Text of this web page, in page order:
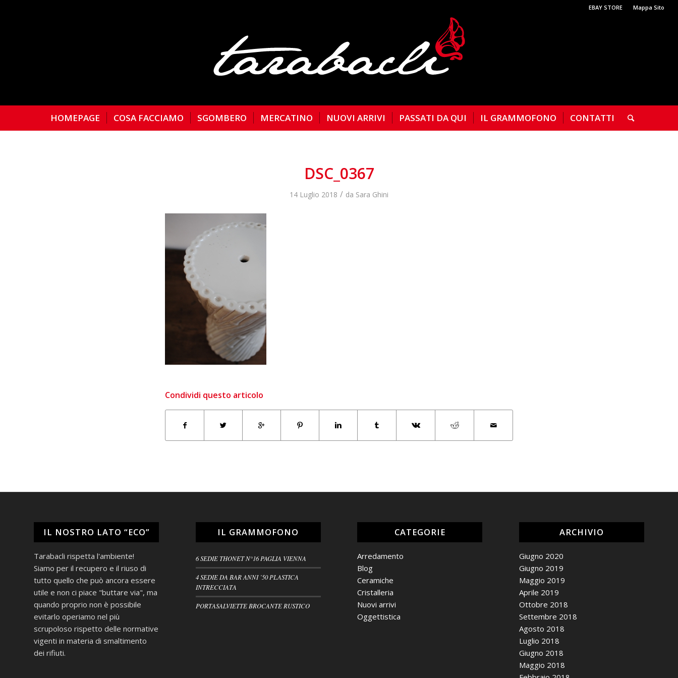
EBAY STORE Mappa Sito
HOMEPAGE COSA FACCIAMO SGOMBERO MERCATINO NUOVI ARRIVI PASSATI DA QUI IL GRAMMOFONO CONTATTI
DSC_0367
14 Luglio 2018 / da Sara Ghini
Condividi questo articolo
IL NOSTRO LATO “ECO”
Tarabacli rispetta l'ambiente!
Siamo per il recupero e il riuso di
tutto quello che può ancora essere
utile e non ci piace "buttare via", ma
quando proprio non è possibile
evitarlo operiamo nel più
scrupoloso rispetto delle normative
vigenti in materia di smaltimento
dei rifiuti.
IL GRAMMOFONO
6 SEDIE THONET N°16 PAGLIA VIENNA
4 SEDIE DA BAR ANNI ’50 PLASTICA
INTRECCIATA
PORTASALVIETTE BROCANTE RUSTICO
CATEGORIE
Arredamento
Blog
Ceramiche
Cristalleria
Nuovi arrivi
Oggettistica
ARCHIVIO
Giugno 2020
Giugno 2019
Maggio 2019
Aprile 2019
Ottobre 2018
Settembre 2018
Agosto 2018
Luglio 2018
Giugno 2018
Maggio 2018